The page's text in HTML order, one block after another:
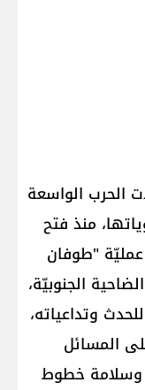
الحرب الواسعة
منذ فتح
"طوفان
الجنوبيّة،
وتداعياته،
المسائل
وسلامة خطوط